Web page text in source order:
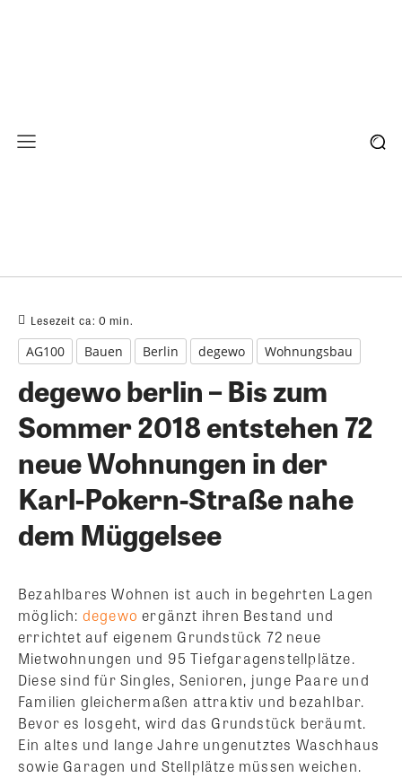
Lesezeit ca: 0 min.
AG100 Bauen Berlin degewo Wohnungsbau
degewo berlin – Bis zum
Sommer 2018 entstehen 72
neue Wohnungen in der
Karl-Pokern-Straße nahe
dem Müggelsee
Bezahlbares Wohnen ist auch in begehrten Lagen
möglich: degewoergänzt ihren Bestand und
errichtet auf eigenem Grundstück 72 neue
Mietwohnungen und 95 Tiefgaragenstellplätze.
Diese sind für Singles, Senioren, junge Paare und
Familien gleichermaßen attraktiv und bezahlbar.
Bevor es losgeht, wird das Grundstück beräumt.
Ein altes und lange Jahre ungenutztes Waschhaus
sowie Garagen und Stellplätze müssen weichen.